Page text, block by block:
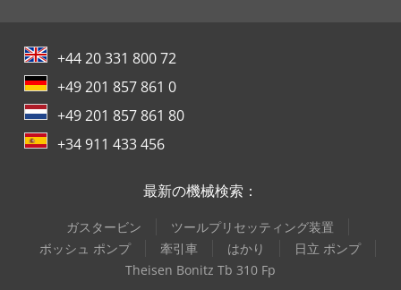
+44 20 331 800 72
+49 201 857 861 0
+49 201 857 861 80
+34 911 433 456
最新の機械検索：
ガスタービン
ツールプリセッティング装置
ボッシュ ポンプ
牽引車 はかり
日立 ポンプ
Theisen Bonitz Tb 310 Fp